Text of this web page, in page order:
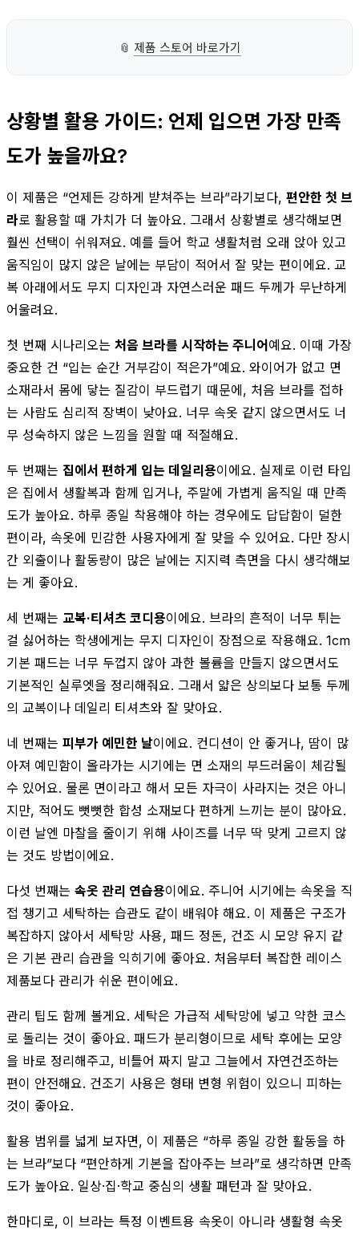
📎 제품 스토어 바로가기
상황별 활용 가이드: 언제 입으면 가장 만족
도가 높을까요?
이 제품은 “언제든 강하게 받쳐주는 브라”라기보다, 편안한 첫 브
라로 활용할 때 가치가 더 높아요. 그래서 상황별로 생각해보면
훨씬 선택이 쉬워져요. 예를 들어 학교 생활처럼 오래 앉아 있고
움직임이 많지 않은 날에는 부담이 적어서 잘 맞는 편이에요. 교
복 아래에서도 무지 디자인과 자연스러운 패드 두께가 무난하게
어울려요.
첫 번째 시나리오는 처음 브라를 시작하는 주니어예요. 이때 가장
중요한 건 “입는 순간 거부감이 적은가”예요. 와이어가 없고 면
소재라서 몸에 닿는 질감이 부드럽기 때문에, 처음 브라를 접하
는 사람도 심리적 장벽이 낮아요. 너무 속옷 같지 않으면서도 너
무 성숙하지 않은 느낌을 원할 때 적절해요.
두 번째는 집에서 편하게 입는 데일리용이에요. 실제로 이런 타입
은 집에서 생활복과 함께 입거나, 주말에 가볍게 움직일 때 만족
도가 높아요. 하루 종일 착용해야 하는 경우에도 답답함이 덜한
편이라, 속옷에 민감한 사용자에게 잘 맞을 수 있어요. 다만 장시
간 외출이나 활동량이 많은 날에는 지지력 측면을 다시 생각해보
는 게 좋아요.
세 번째는 교복·티셔츠 코디용이에요. 브라의 흔적이 너무 튀는
걸 싫어하는 학생에게는 무지 디자인이 장점으로 작용해요. 1cm
기본 패드는 너무 두껍지 않아 과한 볼륨을 만들지 않으면서도
기본적인 실루엣을 정리해줘요. 그래서 얇은 상의보다 보통 두께
의 교복이나 데일리 티셔츠와 잘 맞아요.
네 번째는 피부가 예민한 날이에요. 컨디션이 안 좋거나, 땀이 많
아져 예민함이 올라가는 시기에는 면 소재의 부드러움이 체감될
수 있어요. 물론 면이라고 해서 모든 자극이 사라지는 것은 아니
지만, 적어도 뻣뻣한 합성 소재보다 편하게 느끼는 분이 많아요.
이런 날엔 마찰을 줄이기 위해 사이즈를 너무 딱 맞게 고르지 않
는 것도 방법이에요.
다섯 번째는 속옷 관리 연습용이에요. 주니어 시기에는 속옷을 직
접 챙기고 세탁하는 습관도 같이 배워야 해요. 이 제품은 구조가
복잡하지 않아서 세탁망 사용, 패드 정돈, 건조 시 모양 유지 같
은 기본 관리 습관을 익히기에 좋아요. 처음부터 복잡한 레이스
제품보다 관리가 쉬운 편이에요.
관리 팁도 함께 볼게요. 세탁은 가급적 세탁망에 넣고 약한 코스
로 돌리는 것이 좋아요. 패드가 분리형이므로 세탁 후에는 모양
을 바로 정리해주고, 비틀어 짜지 말고 그늘에서 자연건조하는
편이 안전해요. 건조기 사용은 형태 변형 위험이 있으니 피하는
것이 좋아요.
활용 범위를 넓게 보자면, 이 제품은 “하루 종일 강한 활동을 하
는 브라”보다 “편안하게 기본을 잡아주는 브라”로 생각하면 만족
도가 높아요. 일상·집·학교 중심의 생활 패턴과 잘 맞아요.
한마디로, 이 브라는 특정 이벤트용 속옷이 아니라 생활형 속옷